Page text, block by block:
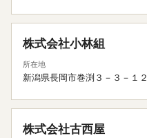
株式会社小林組
所在地
新潟県長岡市巻渕３－３－１２
株式会社古西屋